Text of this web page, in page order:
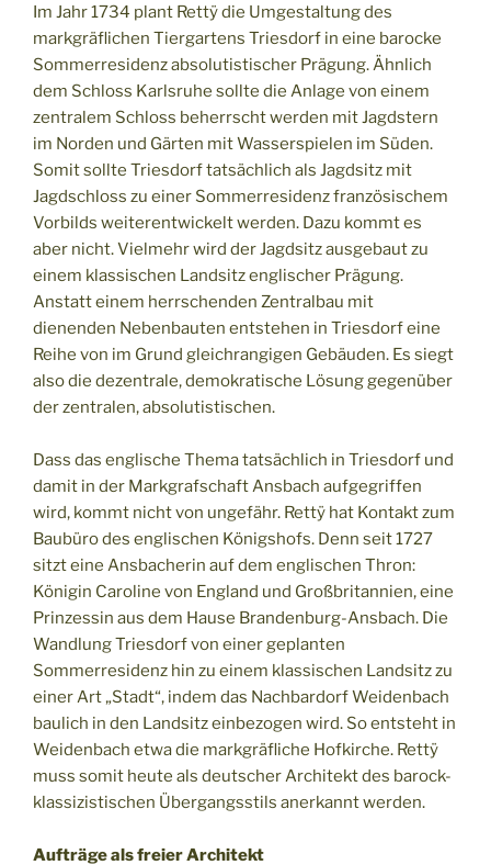
Im Jahr 1734 plant Rettÿ die Umgestaltung des
markgräflichen Tiergartens Triesdorf in eine barocke
Sommerresidenz absolutistischer Prägung. Ähnlich
dem Schloss Karlsruhe sollte die Anlage von einem
zentralem Schloss beherrscht werden mit Jagdstern
im Norden und Gärten mit Wasserspielen im Süden.
Somit sollte Triesdorf tatsächlich als Jagdsitz mit
Jagdschloss zu einer Sommerresidenz französischem
Vorbilds weiterentwickelt werden. Dazu kommt es
aber nicht. Vielmehr wird der Jagdsitz ausgebaut zu
einem klassischen Landsitz englischer Prägung.
Anstatt einem herrschenden Zentralbau mit
dienenden Nebenbauten entstehen in Triesdorf eine
Reihe von im Grund gleichrangigen Gebäuden. Es siegt
also die dezentrale, demokratische Lösung gegenüber
der zentralen, absolutistischen.
Dass das englische Thema tatsächlich in Triesdorf und
damit in der Markgrafschaft Ansbach aufgegriffen
wird, kommt nicht von ungefähr. Rettÿ hat Kontakt zum
Baubüro des englischen Königshofs. Denn seit 1727
sitzt eine Ansbacherin auf dem englischen Thron:
Königin Caroline von England und Großbritannien, eine
Prinzessin aus dem Hause Brandenburg-Ansbach. Die
Wandlung Triesdorf von einer geplanten
Sommerresidenz hin zu einem klassischen Landsitz zu
einer Art „Stadt“, indem das Nachbardorf Weidenbach
baulich in den Landsitz einbezogen wird. So entsteht in
Weidenbach etwa die markgräfliche Hofkirche. Rettÿ
muss somit heute als deutscher Architekt des barock-
klassizistischen Übergangsstils anerkannt werden.
Aufträge als freier Architekt